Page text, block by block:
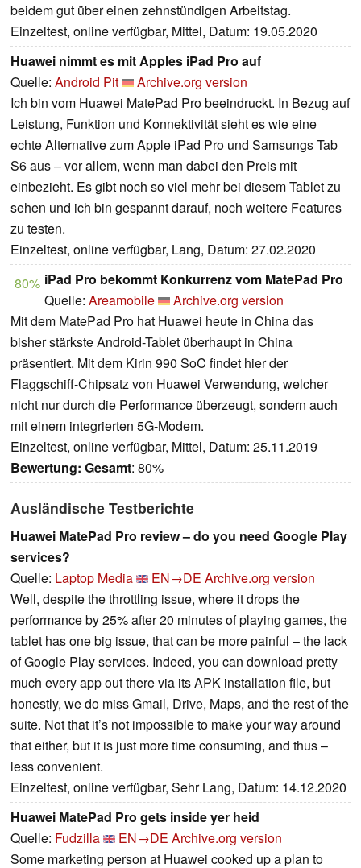
beidem gut über einen zehnstündigen Arbeitstag.
Einzeltest, online verfügbar, Mittel, Datum: 19.05.2020
Huawei nimmt es mit Apples iPad Pro auf
Quelle: Android Pit
Archive.org version
Ich bin vom Huawei MatePad Pro beeindruckt. In Bezug auf
Leistung, Funktion und Konnektivität sieht es wie eine
echte Alternative zum Apple iPad Pro und Samsungs Tab
S6 aus – vor allem, wenn man dabei den Preis mit
einbezieht. Es gibt noch so viel mehr bei diesem Tablet zu
sehen und ich bin gespannt darauf, noch weitere Features
zu testen.
Einzeltest, online verfügbar, Lang, Datum: 27.02.2020
80% iPad Pro bekommt Konkurrenz vom MatePad Pro
Quelle: Areamobile
Archive.org version
Mit dem MatePad Pro hat Huawei heute in China das
bisher stärkste Android-Tablet überhaupt in China
präsentiert. Mit dem Kirin 990 SoC findet hier der
Flaggschiff-Chipsatz von Huawei Verwendung, welcher
nicht nur durch die Performance überzeugt, sondern auch
mit einem integrierten 5G-Modem.
Einzeltest, online verfügbar, Mittel, Datum: 25.11.2019
Bewertung: Gesamt: 80%
Ausländische Testberichte
Huawei MatePad Pro review – do you need Google Play
services?
Quelle: Laptop Media EN→DE Archive.org version
Well, despite the throttling issue, where it drops the
performance by 25% after 20 minutes of playing games, the
tablet has one big issue, that can be more painful – the lack
of Google Play services. Indeed, you can download pretty
much every app out there via its APK installation file, but
honestly, we do miss Gmail, Drive, Maps, and the rest of the
suite. Not that it’s not impossible to make your way around
that either, but it is just more time consuming, and thus –
less convenient.
Einzeltest, online verfügbar, Sehr Lang, Datum: 14.12.2020
Huawei MatePad Pro gets inside yer heid
Quelle: Fudzilla EN→DE Archive.org version
Some marketing person at Huawei cooked up a plan to